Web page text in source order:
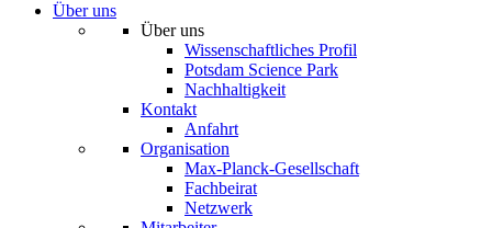
Über uns
Über uns
Wissenschaftliches Profil
Potsdam Science Park
Nachhaltigkeit
Kontakt
Anfahrt
Organisation
Max-Planck-Gesellschaft
Fachbeirat
Netzwerk